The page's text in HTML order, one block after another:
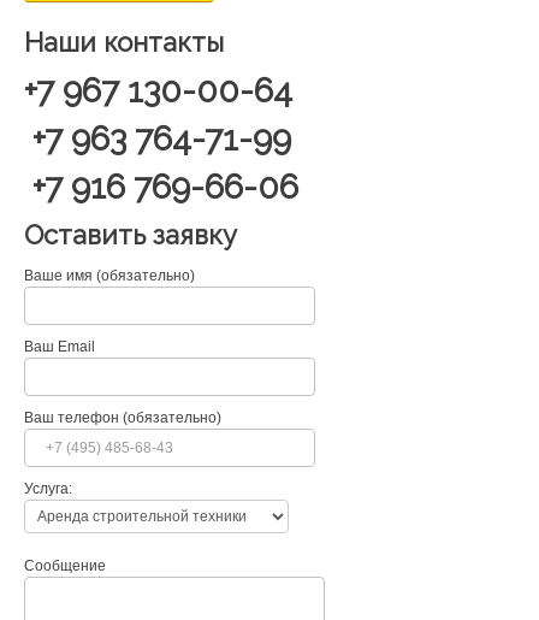
Наши контакты
+7 967 130-00-64
+7 963 764-71-99
+7 916 769-66-06
Оставить заявку
Ваше имя (обязательно)
Ваш Email
Ваш телефон (обязательно)
Услуга:
Сообщение